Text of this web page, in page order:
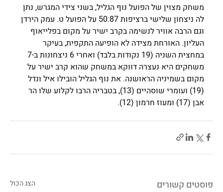
משחק מצוין של הפועל נוף הגליל, בשני צידי המגרש, נתן
לה ניצחון שלישי ברציפות 50:87 על הפועל ט. עמק הירדן
וגם הרבה אוויר לנשימה בקרב ישיר על מקום בפלייאוף
העליון. האורחת מצידה לא הופיעה התקפית, בעיקר
משחקים היא נעצרה דווקא במשחק שהוא קרב ישיר על
מקום בשמיניה הראושנה. את נוף הגליל הובילו איל ונדל
(19) ועומרי שוסהיים (13), בטבריה הרבו לקלוע שלו הר
אבן (17) ומעוז חרמון (12).
פוסטים קשורים הצג הכול